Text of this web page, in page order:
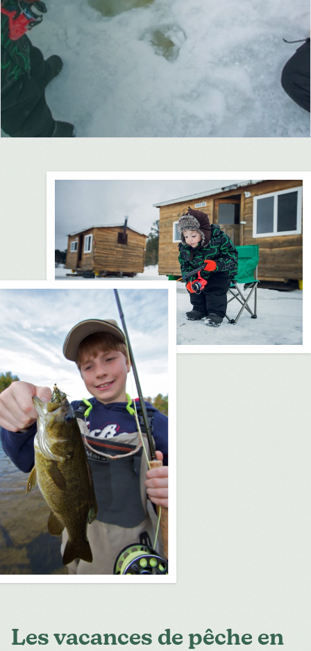
Les vacances de pêche en